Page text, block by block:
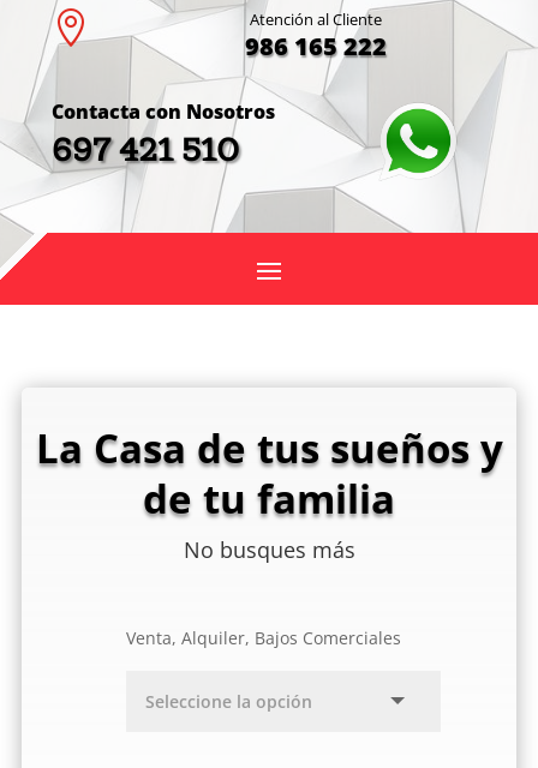
 Atención al Cliente
986 165 222
Contacta con Nosotros
697 421 510
La Casa de tus sueños y
de tu familia
No busques más
Venta, Alquiler, Bajos Comerciales